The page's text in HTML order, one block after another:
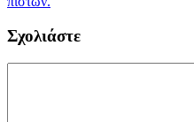
Σχολιάστε